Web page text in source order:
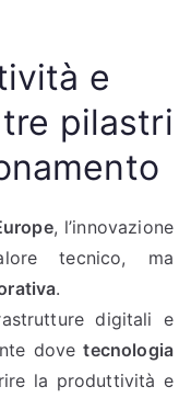
e
pilastri
, l’innovazione
tecnico, ma
.
digitali e
dovetecnologia
la produttività e